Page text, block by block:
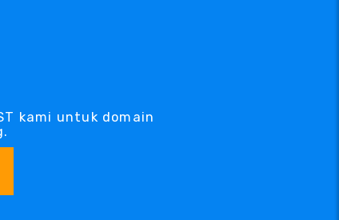
kami untuk domain